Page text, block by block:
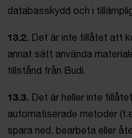
databasskydd och i
13.2. Det är inte tillåtet att
annat sätt använda
tillstånd från Budi.
13.3. Det är heller inte
automatiserade metoder
spara ned, bearbeta eller